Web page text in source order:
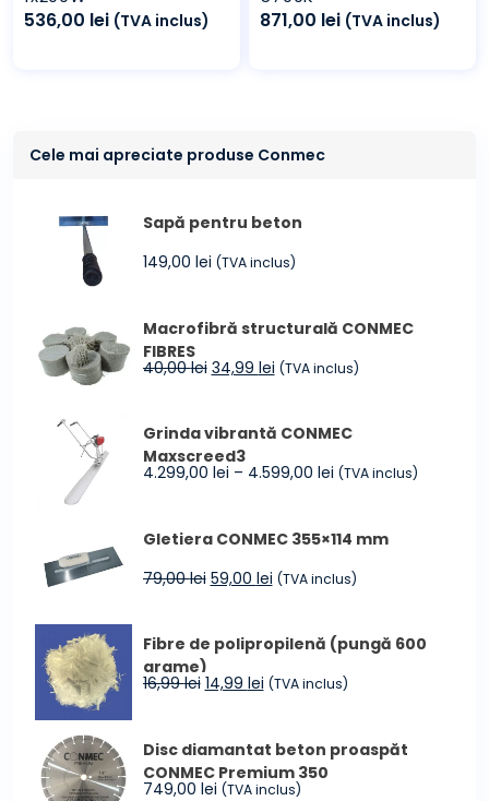
536,00 lei (TVA inclus) 871,00 lei (TVA inclus)
Cele mai apreciate produse Conmec
Sapă pentru beton
149,00 lei (TVA inclus)
Macrofibră structurală CONMEC
FIBRES
40,00lei Prețul
fost:
40,00 lei.
34,99 leiPrețul
34,99 lei.
(TVA inclus)
Grinda vibrantă CONMEC
Maxscreed3
4.299,00 lei – 4.599,00 leiInterval
4.299,00 lei
la
(TVA inclus)
Gletiera CONMEC 355×114 mm
79,00lei Prețul
fost:
59,00 leiPrețul
59,00 lei.
(TVA inclus)
Fibre de polipropilenă (pungă 600
grame)
16,99lei Prețul
fost:
16,99 lei.
14,99 leiPrețul
14,99 lei.
(TVA inclus)
Disc diamantat beton proaspăt
CONMEC Premium 350
749,00 lei (TVA inclus)